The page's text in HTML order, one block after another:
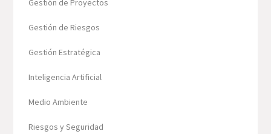
Gestión de Proyectos
Gestión de Riesgos
Gestión Estratégica
Inteligencia Artificial
Medio Ambiente
Riesgos y Seguridad